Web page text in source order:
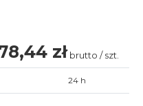
zł brutto / szt.
24 h